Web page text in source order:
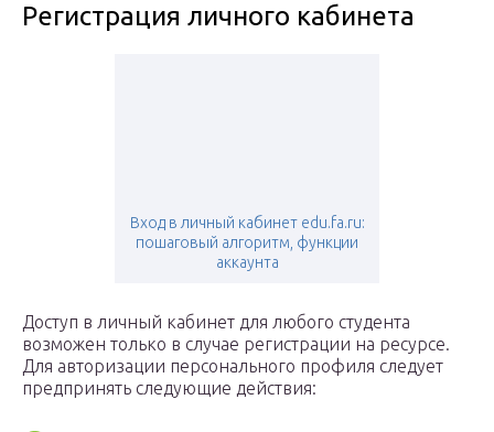
Регистрация личного кабинета
Вход в личный кабинет edu.fa.ru:
пошаговый алгоритм, функции
аккаунта
Доступ в личный кабинет для любого студента
возможен только в случае регистрации на ресурсе.
Для авторизации персонального профиля следует
предпринять следующие действия: